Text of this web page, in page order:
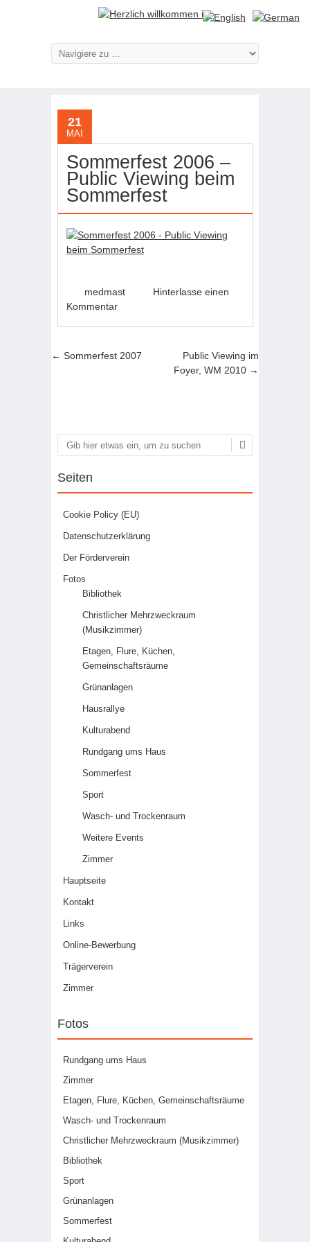
21
MAI
Sommerfest 2006 –
Public Viewing beim
Sommerfest
medmast
Hinterlasse einen
Kommentar
Artikel-Navigation
← Sommerfest 2007
Public Viewing im
Foyer, WM 2010 →
Suchen
Seiten
Cookie Policy (EU)
Datenschutzerklärung
Der Förderverein
Fotos
Bibliothek
Christlicher Mehrzweckraum
(Musikzimmer)
Etagen, Flure, Küchen,
Gemeinschaftsräume
Grünanlagen
Hausrallye
Kulturabend
Rundgang ums Haus
Sommerfest
Sport
Wasch- und Trockenraum
Weitere Events
Zimmer
Hauptseite
Kontakt
Links
Online-Bewerbung
Trägerverein
Zimmer
Fotos
Rundgang ums Haus
Zimmer
Etagen, Flure, Küchen, Gemeinschaftsräume
Wasch- und Trockenraum
Christlicher Mehrzweckraum (Musikzimmer)
Bibliothek
Sport
Grünanlagen
Sommerfest